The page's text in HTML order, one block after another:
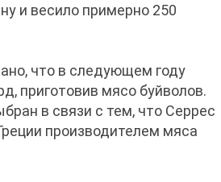
и весило примерно 250
что в следующем году
приготовив мясо буйволов.
в связи с тем, что Серрес
производителем мяса